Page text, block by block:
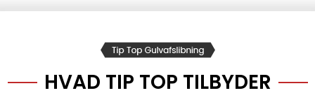
HVAD TIP TOP TILBYDER